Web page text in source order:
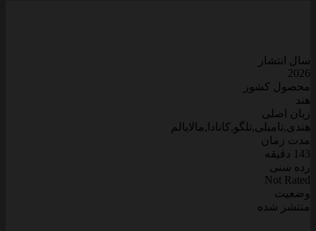
سال انتشار
2026
محصول کشور
هند
زبان اصلی
هندی,تامیلی,تلگو,کانادا,مالایالم
مدت زمان
143 دقیقه
رده سنی
Not Rated
وضعیت
منتشر شده